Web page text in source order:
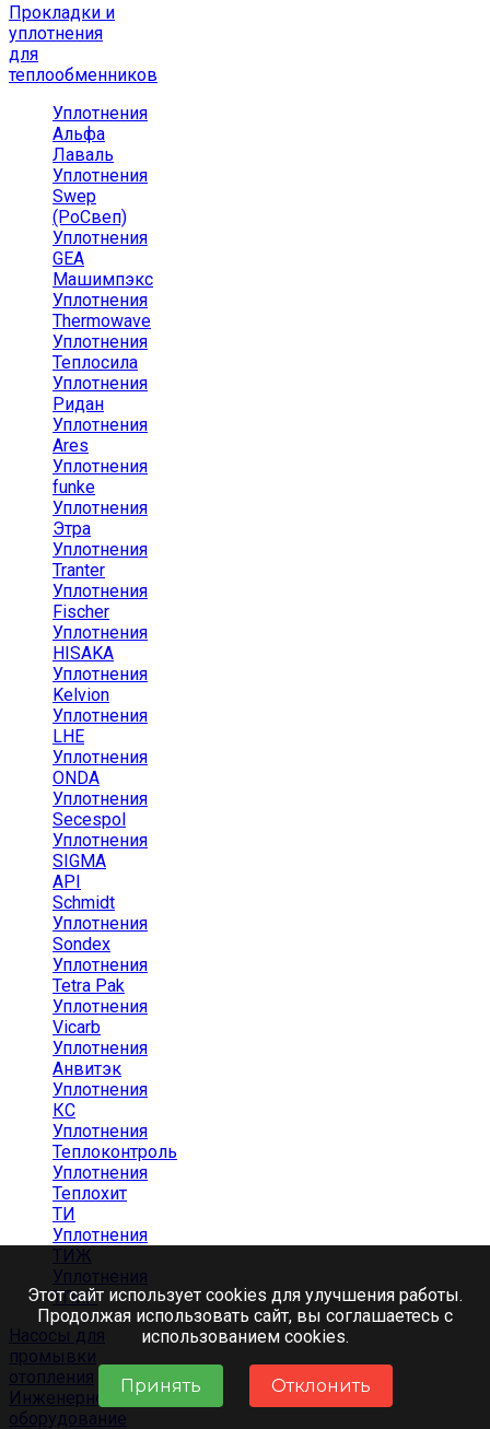
Этот сайт использует cookies для улучшения работы.
Продолжая использовать сайт, вы соглашаетесь с
использованием cookies.
Принять Отклонить
Прокладки и
уплотнения
для
теплообменников
Уплотнения
Альфа
Лаваль
Уплотнения
Swep
(РоСвеп)
Уплотнения
GEA
Машимпэкс
Уплотнения
Thermowave
Уплотнения
Теплосила
Уплотнения
Ридан
Уплотнения
Ares
Уплотнения
funke
Уплотнения
Этра
Уплотнения
Tranter
Уплотнения
Fischer
Уплотнения
HISAKA
Уплотнения
Kelvion
Уплотнения
LHE
Уплотнения
ONDA
Уплотнения
Secespol
Уплотнения
SIGMA
API
Schmidt
Уплотнения
Sondex
Уплотнения
Tetra Pak
Уплотнения
Vicarb
Уплотнения
Анвитэк
Уплотнения
КС
Уплотнения
Теплоконтроль
Уплотнения
Теплохит
ТИ
Уплотнения
ТИЖ
Уплотнения
ТПлР
Насосы для
промывки
отопления
Инженерное
оборудование